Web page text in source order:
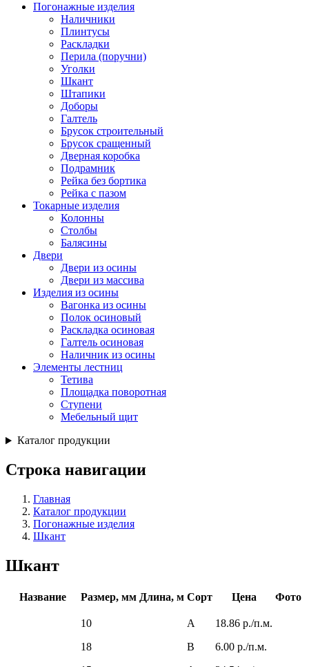
Погонажные изделия
Наличники
Плинтусы
Раскладки
Перила (поручни)
Уголки
Шкант
Штапики
Доборы
Галтель
Брусок строительный
Брусок сращенный
Дверная коробка
Подрамник
Рейка без бортика
Рейка с пазом
Токарные изделия
Колонны
Столбы
Балясины
Двери
Двери из осины
Двери из массива
Изделия из осины
Вагонка из осины
Полок осиновый
Раскладка осиновая
Галтель осиновая
Наличник из осины
Элементы лестниц
Тетива
Площадка поворотная
Ступени
Мебельный щит
Каталог продукции
Строка навигации
Главная
Каталог продукции
Погонажные изделия
Шкант
Шкант
Название Размер, мм Длина, м Сорт Цена Фото
10
18
A
B
18.86 р./п.м.
6.00 р./п.м.